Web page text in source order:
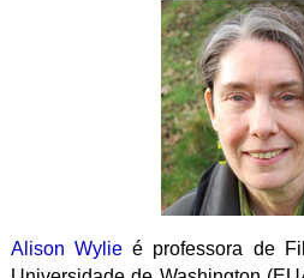
Alison Wylie é professora de